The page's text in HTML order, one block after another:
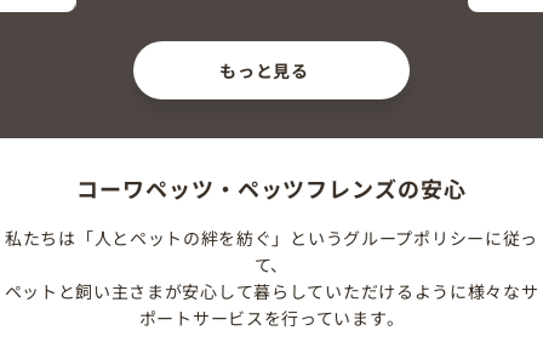
もっと見る
コーワペッツ・ペッツフレンズの安心
私たちは「人とペットの絆を紡ぐ」というグループポリシーに従っ
て、
ペットと飼い主さまが安心して暮らしていただけるように様々なサ
ポートサービスを行っています。